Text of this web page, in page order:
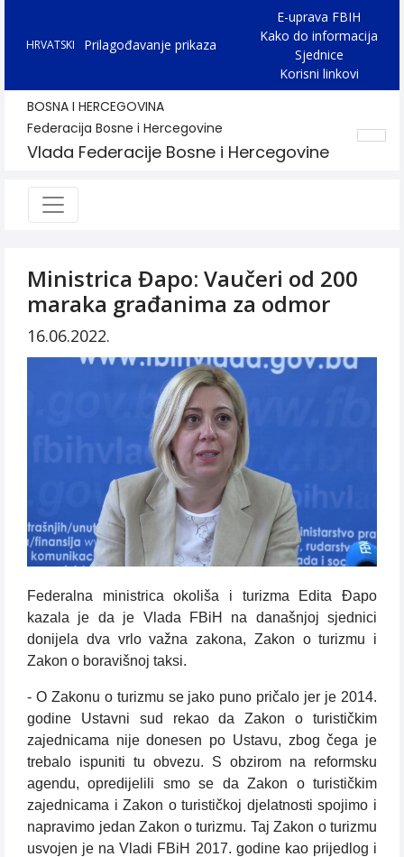
HRVATSKI Prilagođavanje prikaza
E-uprava FBIH
Kako do informacija
Sjednice
Korisni linkovi
BOSNA I HERCEGOVINA
Federacija Bosne i Hercegovine
Vlada Federacije Bosne i Hercegovine
Ministrica Đapo: Vaučeri od 200
maraka građanima za odmor
16.06.2022.
Federalna ministrica okoliša i turizma Edita Đapo
kazala je da je Vlada FBiH na današnjoj sjednici
donijela dva vrlo važna zakona, Zakon o turizmu i
Zakon o boravišnoj taksi.
- O Zakonu o turizmu se jako puno pričalo jer je 2014.
godine Ustavni sud rekao da Zakon o turističkim
zajednicama nije donesen po Ustavu, zbog čega je
trebalo ispuniti tu obvezu. S obzirom na reformsku
agendu, opredijelili smo se da Zakon o turističkim
zajednicama i Zakon o turističkoj djelatnosti spojimo i
napravimo jedan Zakon o turizmu. Taj Zakon o turizmu
usvojen je na Vladi FBiH 2017. godine kao prijedlog i